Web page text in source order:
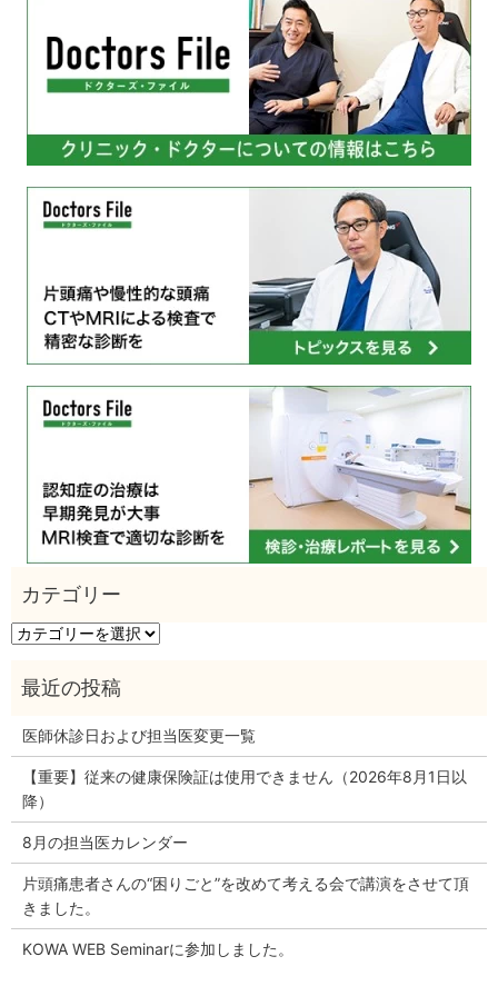
カ
ゴ
リ
医師休診日および担当医変更一覧
【重要】従来の健康保険証は使用できません（2026年8月1日以
降）
8月の担当医カレンダー
片頭痛患者さんの“困りごと”を改めて考える会で講演をさせて頂
きました。
KOWA WEB Seminarに参加しました。